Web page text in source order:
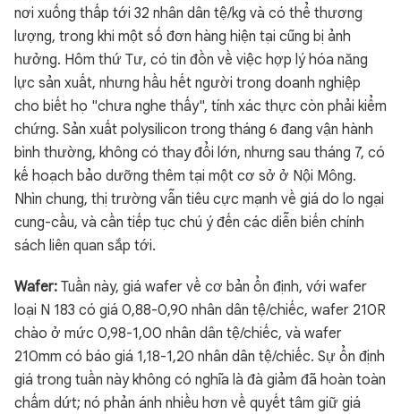
nơi xuống thấp tới 32 nhân dân tệ/kg và có thể thương
lượng, trong khi một số đơn hàng hiện tại cũng bị ảnh
hưởng. Hôm thứ Tư, có tin đồn về việc hợp lý hóa năng
lực sản xuất, nhưng hầu hết người trong doanh nghiệp
cho biết họ "chưa nghe thấy", tính xác thực còn phải kiểm
chứng. Sản xuất polysilicon trong tháng 6 đang vận hành
bình thường, không có thay đổi lớn, nhưng sau tháng 7, có
kế hoạch bảo dưỡng thêm tại một cơ sở ở Nội Mông.
Nhìn chung, thị trường vẫn tiêu cực mạnh về giá do lo ngại
cung-cầu, và cần tiếp tục chú ý đến các diễn biến chính
sách liên quan sắp tới.
Wafer: Tuần này, giá wafer về cơ bản ổn định, với wafer
loại N 183 có giá 0,88-0,90 nhân dân tệ/chiếc, wafer 210R
chào ở mức 0,98-1,00 nhân dân tệ/chiếc, và wafer
210mm có báo giá 1,18-1,20 nhân dân tệ/chiếc. Sự ổn định
giá trong tuần này không có nghĩa là đà giảm đã hoàn toàn
chấm dứt; nó phản ánh nhiều hơn về quyết tâm giữ giá